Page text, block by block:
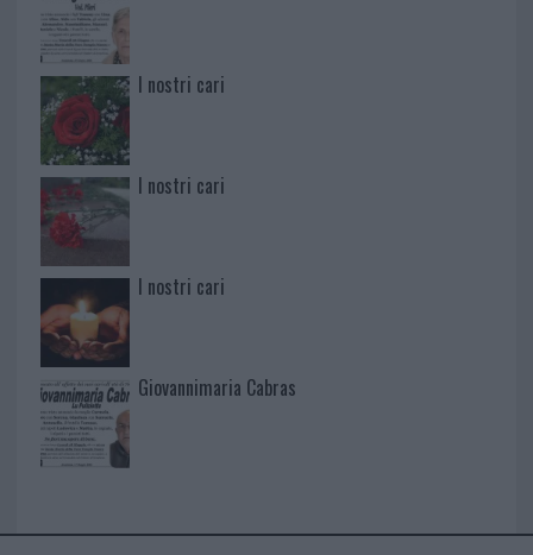
I nostri cari
I nostri cari
I nostri cari
Giovannimaria Cabras